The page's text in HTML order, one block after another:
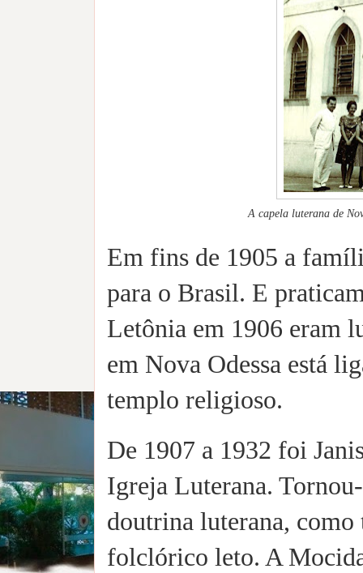
A capela luterana de
Em fins de 1905 a
para o Brasil. E
Letônia em 1906 eram
em Nova Odessa está
templo religioso.
De 1907 a 1932 foi
Igreja Luterana.
doutrina luterana, como
folclórico leto. A